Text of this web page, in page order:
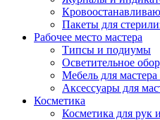
Пакеты для
Рабочее место мастера
Типсы и подиумы
Осветительное
Мебель для мастера
Аксессуары для
Косметика
Косметика для рук